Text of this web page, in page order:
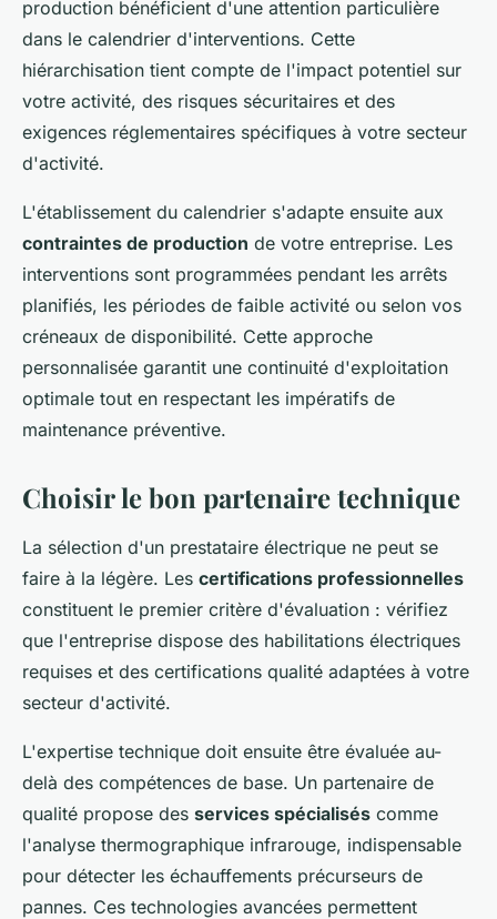
production bénéficient d'une attention particulière
dans le calendrier d'interventions. Cette
hiérarchisation tient compte de l'impact potentiel sur
votre activité, des risques sécuritaires et des
exigences réglementaires spécifiques à votre secteur
d'activité.
L'établissement du calendrier s'adapte ensuite aux
contraintes de production de votre entreprise. Les
interventions sont programmées pendant les arrêts
planifiés, les périodes de faible activité ou selon vos
créneaux de disponibilité. Cette approche
personnalisée garantit une continuité d'exploitation
optimale tout en respectant les impératifs de
maintenance préventive.
Choisir le bon partenaire technique
La sélection d'un prestataire électrique ne peut se
faire à la légère. Les certifications professionnelles
constituent le premier critère d'évaluation : vérifiez
que l'entreprise dispose des habilitations électriques
requises et des certifications qualité adaptées à votre
secteur d'activité.
L'expertise technique doit ensuite être évaluée au-
delà des compétences de base. Un partenaire de
qualité propose des services spécialisés comme
l'analyse thermographique infrarouge, indispensable
pour détecter les échauffements précurseurs de
pannes. Ces technologies avancées permettent